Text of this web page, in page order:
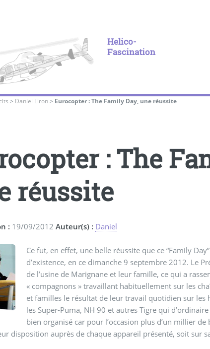
Helico-
Fascination
> Daniel Liron> Eurocopter : The Family Day, une réussite
: The
réussite
: 19/09/2012Auteur(s) : Daniel
Ce fut, en effet, une belle réussite que ce “Family
d’existence, en ce dimanche 9 septembre 2012. Le
de l’usine de Marignane et leur famille, ce qui a
« compagnons » travaillant habituellement sur les
et familles le résultat de leur travail quotidien sur les
les Super-Puma, NH 90 et autres Tigre qui
bien organisé car pour l’occasion plus d’un millier
disposition auprès de chaque appareil présenté, soit sur